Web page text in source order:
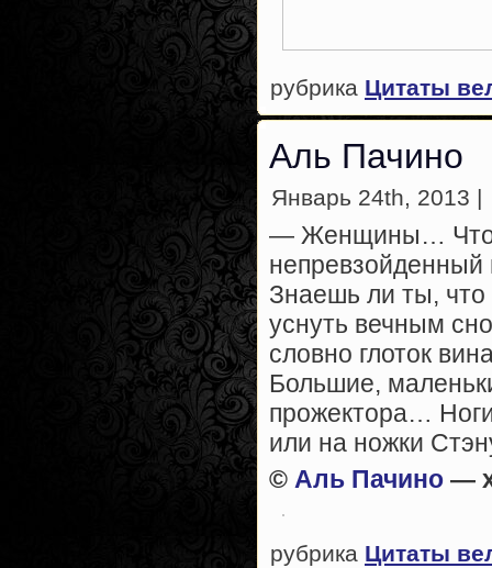
рубрика Цитаты
Аль Пачино
Январь 24th, 2013 |
— Женщины… Что
Знаешь ли ты, что
уснуть вечным
словно глоток
Большие,
прожектора…
или на ножки
© Аль Пачино —
рубрика Цитаты